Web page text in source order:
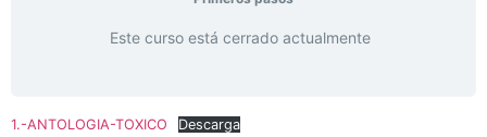
Este curso está cerrado actualmente
1.-ANTOLOGIA-TOXICO Descarga